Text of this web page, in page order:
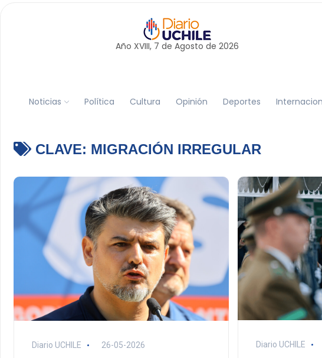
Año XVIII, 7 de Agosto de 2026
Noticias Política Cultura Opinión Deportes
CLAVE: MIGRACIÓN IRREGULAR
Diario UCHILE 26-05-2026 Diario UCHILE